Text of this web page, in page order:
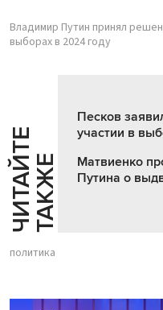
Владимир Путин принял
выборах в 2024 году
Ч
И
Т
АЙ
Т
Е
Т
А
К
ЖЕ
Песков
участии в
Матвиенко
Путина о
политика